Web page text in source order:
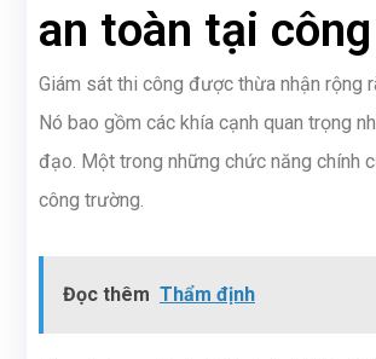
an toàn tại
Giám sát thi công được thừa nhận rộng
Nó bao gồm các khía cạnh quan trọng
đạo. Một trong những chức năng chính
công trường.
Đọc thêm Thẩm định